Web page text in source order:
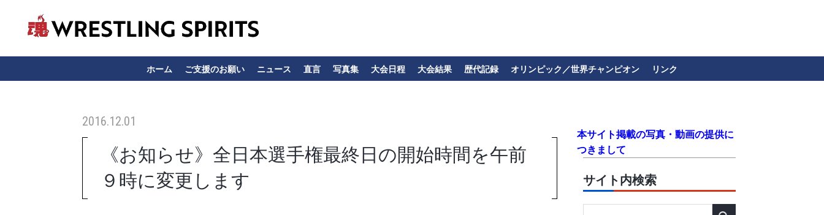
ホーム ご支援のお願い ニュース 直言 写真集 大会日程 大会結果 歴代記録 オリンピック／世界チャンピオン リンク
2016.12.01
《お知らせ》全日本選手権最終日の開始時間を午前
９時に変更します
本サイト掲載の写真・動画の提供に
つきまして
サイト内検索